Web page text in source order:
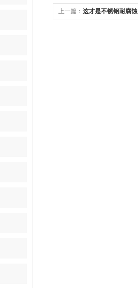
上一篇： 这才是不锈钢耐腐